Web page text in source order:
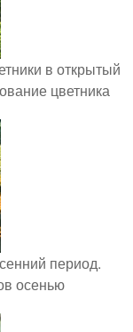
в открытый
цветника
период.
осенью